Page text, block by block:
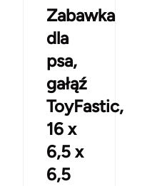
Zabawka
dla
psa,
gałąź
ToyFastic,
16 x
6,5 x
6,5